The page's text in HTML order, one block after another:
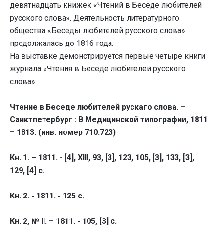
девятнадцать книжек «Чтений в Беседе любителей
русского слова». Деятельность литературного
общества «Беседы любителей русского слова»
продолжалась до 1816 года.
На выставке демонстрируется первые четыре книги
журнала «Чтения в Беседе любителей русского
слова»:
Чтение в Беседе любителей рускаго слова. –
Санктпетербург : В Медицинской типографии, 1811
– 1813. (инв. номер 710.723)
Кн. 1. – 1811. - [4], XIII, 93, [3], 123, 105, [3], 133, [3],
129, [4] c.
Кн. 2. - 1811. - 125 с.
Кн. 2, № II. – 1811. - 105, [3] с.